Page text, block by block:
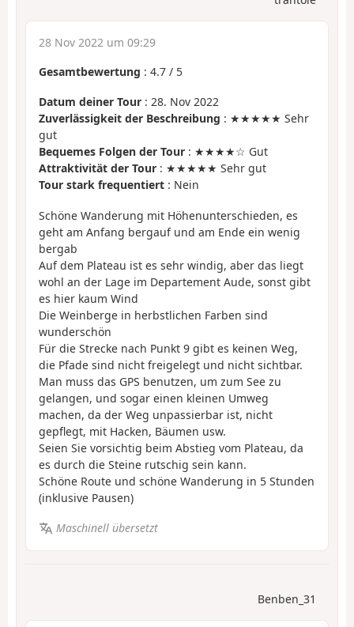
28 Nov 2022 um 09:29
Gesamtbewertung : 4.7 / 5
Datum deiner Tour : 28. Nov 2022
Zuverlässigkeit der Beschreibung : ★★★★★ Sehr
gut
Bequemes Folgen der Tour : ★★★★☆ Gut
Attraktivität der Tour : ★★★★★ Sehr gut
Tour stark frequentiert : Nein
Schöne Wanderung mit Höhenunterschieden, es
geht am Anfang bergauf und am Ende ein wenig
bergab
Auf dem Plateau ist es sehr windig, aber das liegt
wohl an der Lage im Departement Aude, sonst gibt
es hier kaum Wind
Die Weinberge in herbstlichen Farben sind
wunderschön
Für die Strecke nach Punkt 9 gibt es keinen Weg,
die Pfade sind nicht freigelegt und nicht sichtbar.
Man muss das GPS benutzen, um zum See zu
gelangen, und sogar einen kleinen Umweg
machen, da der Weg unpassierbar ist, nicht
gepflegt, mit Hacken, Bäumen usw.
Seien Sie vorsichtig beim Abstieg vom Plateau, da
es durch die Steine rutschig sein kann.
Schöne Route und schöne Wanderung in 5 Stunden
(inklusive Pausen)
Maschinell übersetzt
Benben_31